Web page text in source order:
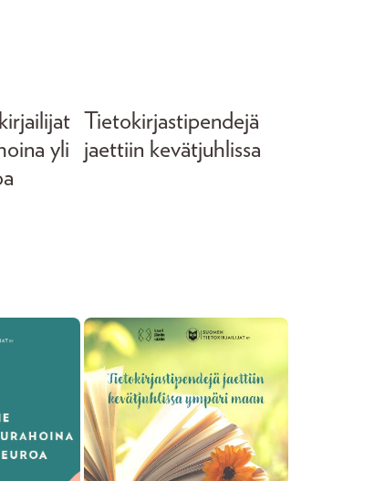
yli
Tietokirjastipendejä
jaettiin kevätjuhlissa